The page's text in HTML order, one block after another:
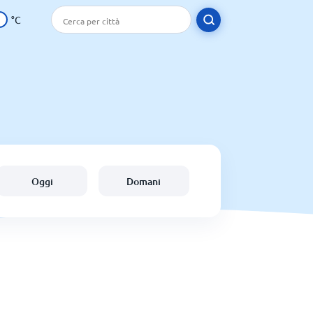
°C
Oggi Domani